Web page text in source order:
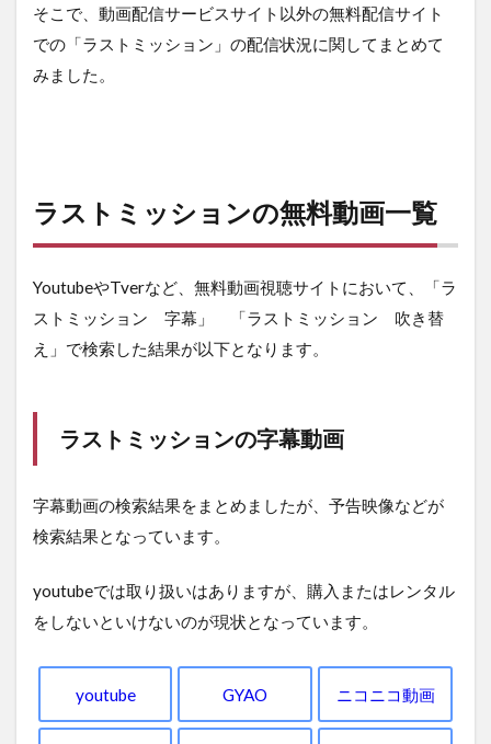
そこで、動画配信サービスサイト以外の無料配信サイト
での「ラストミッション」の配信状況に関してまとめて
みました。
ラストミッションの無料動画一覧
YoutubeやTverなど、無料動画視聴サイトにおいて、「ラ
ストミッション 字幕」 「ラストミッション 吹き替
え」で検索した結果が以下となります。
ラストミッションの字幕動画
字幕動画の検索結果をまとめましたが、予告映像などが
検索結果となっています。
youtubeでは取り扱いはありますが、購入またはレンタル
をしないといけないのが現状となっています。
youtube GYAO ニコニコ動画